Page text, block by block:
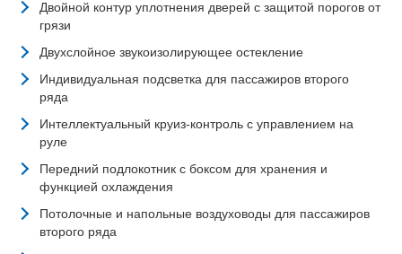
Двойной контур уплотнения дверей с защитой порогов от
грязи
Двухслойное звукоизолирующее остекление
Индивидуальная подсветка для пассажиров второго
ряда
Интеллектуальный круиз-контроль с управлением на
руле
Передний подлокотник с боксом для хранения и
функцией охлаждения
Потолочные и напольные воздуховоды для пассажиров
второго ряда